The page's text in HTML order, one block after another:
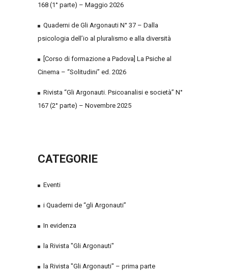
168 (1° parte) – Maggio 2026
Quaderni de Gli Argonauti N° 37 – Dalla
psicologia dell’io al pluralismo e alla diversità
[Corso di formazione a Padova] La Psiche al
Cinema – “Solitudini” ed. 2026
Rivista “Gli Argonauti. Psicoanalisi e società” N°
167 (2° parte) – Novembre 2025
CATEGORIE
Eventi
i Quaderni de “gli Argonauti”
In evidenza
la Rivista "Gli Argonauti"
la Rivista "Gli Argonauti" – prima parte